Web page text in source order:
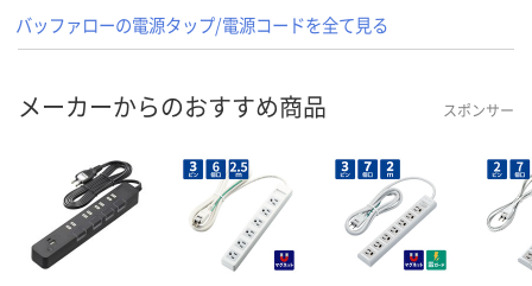
バッファローの電源タップ/電源コードを全て見る
メーカーからのおすすめ商品 スポンサー